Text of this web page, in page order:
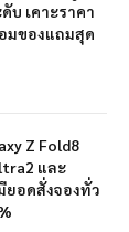
บ เคาะราคา
มของแถมสุด
Z Fold8
และ
ยอดสั่งจองทั่ว